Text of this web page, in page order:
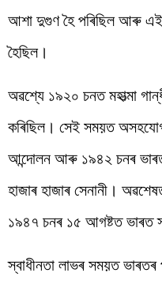
আশা দুগুণ হৈ পৰিছিল আৰু
হৈছিল।
অৱশ্যে ১৯২০ চনত মহাত্মা
কৰিছিল। সেই সময়ত
আন্দোলন আৰু ১৯৪২ চনৰ
হাজাৰ হাজাৰ সেনানী।
১৯৪৭ চনৰ ১৫ আগষ্টত ভাৰত
স্বাধীনতা লাভৰ সময়ত